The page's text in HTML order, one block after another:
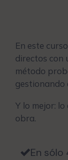
En este
directos con
método
gestionando
Y lo mejor:
obra.
En sólo